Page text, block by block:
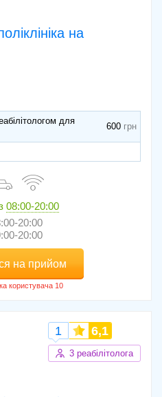
на
для
600
08:00-20:00
20:00
20:00
на прийом
1 6,1
3 реабілітолога